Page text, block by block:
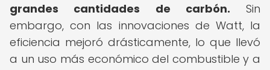
grandes cantidades de carbón. Sin
embargo, con las innovaciones de Watt, la
eficiencia mejoró drásticamente, lo que llevó
a un uso más económico del combustible y a